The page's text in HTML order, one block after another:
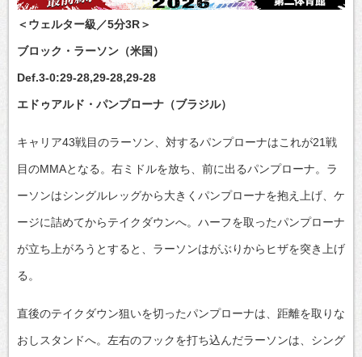
＜ウェルター級／5分3R＞
ブロック・ラーソン（米国）
Def.3-0:29-28,29-28,29-28
エドゥアルド・パンプローナ（ブラジル）
キャリア43戦目のラーソン、対するパンプローナはこれが21戦
目のMMAとなる。右ミドルを放ち、前に出るパンプローナ。ラ
ーソンはシングルレッグから大きくパンプローナを抱え上げ、ケ
ージに詰めてからテイクダウンへ。ハーフを取ったパンプローナ
が立ち上がろうとすると、ラーソンはがぶりからヒザを突き上げ
る。
直後のテイクダウン狙いを切ったパンプローナは、距離を取りな
おしスタンドへ。左右のフックを打ち込んだラーソンは、シング